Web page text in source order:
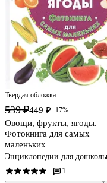
Твердая обложка
539 ₽449 ₽ -17%
Овощи, фрукты, ягоды.
Фотокнига для самых
маленьких
Энциклопедии для
· 1